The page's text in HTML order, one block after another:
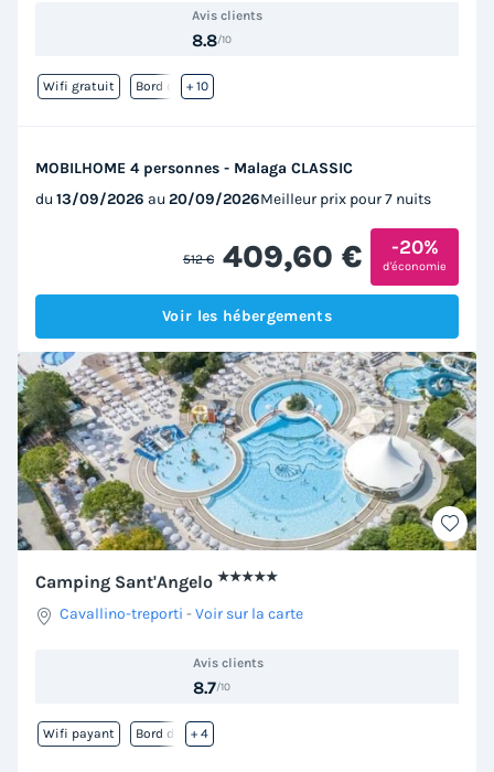
Avis clients
8.8/10
Wifi gratuit Bord de mer
+ 10
MOBILHOME 4 personnes - Malaga CLASSIC
du 13/09/2026 au 20/09/2026Meilleur prix pour 7 nuits
512 € 409,60 € -20%
d'économie
Voir les hébergements
Camping Sant'Angelo ★★★★★
Cavallino-treporti -Voir sur la carte
Avis clients
8.7/10
Wifi payant Bord de mer
+ 4